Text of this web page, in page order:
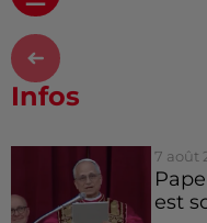
Infos
7 août
est